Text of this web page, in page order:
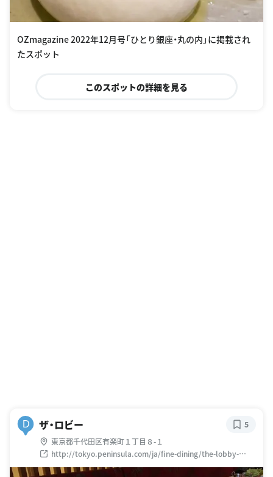
OZmagazine 2022年12月号「ひとり銀座・丸の内」に掲載され
たスポット
このスポットの詳細を見る
D ザ・ロビー
東京都千代田区有楽町１丁目８-１
http://tokyo.peninsula.com/ja/fine-dining/the-lobby-
afternoon-tea
5